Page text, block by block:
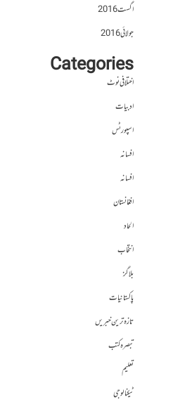
اگست 2016
جولائی 2016
Categories
اختلافی نوٹ
ادبیات
اسپورٹس
افسانہ
افسانہ
افغانستان
الحاد
انتخاب
بلاگز
پاکستانیات
تازہ ترین خبریں
تبصرہ کتب
تعلیم
ٹیکنالوجی